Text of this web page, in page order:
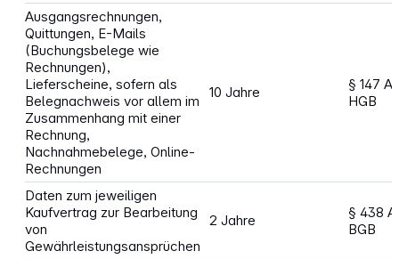
Ausgangsrechnungen,
Quittungen, E-Mails
(Buchungsbelege wie
Rechnungen),
Lieferscheine, sofern als
Belegnachweis vor allem im
Zusammenhang mit einer
Rechnung,
Nachnahmebelege, Online-
Rechnungen
10 Jahre
§ 147
HGB
Daten zum jeweiligen
Kaufvertrag zur Bearbeitung
von
Gewährleistungsansprüchen
2 Jahre
§ 438
BGB